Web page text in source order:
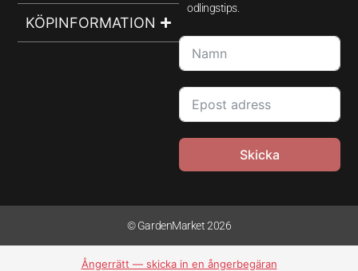
KÖPINFORMATION
odlingstips.
Skicka
© GardenMarket 2026
Ångerrätt — skicka in en ångerbegäran